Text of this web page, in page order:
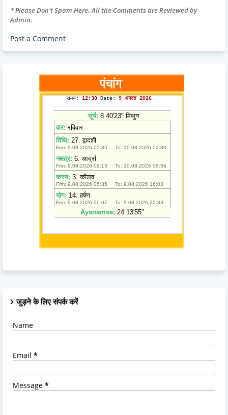
* Please Don't Spam Here. All the Comments are Reviewed by
Admin.
Post a Comment
जुड़ने के लिए संपर्क करें
Name
Email *
Message *